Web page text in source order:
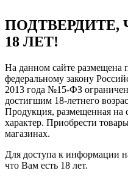
18 ЛЕТ!
На данном сайте размещена
федеральному закону
2013 года №15-ФЗ
достигшим 18-летнего
Продукция, размещенная на
характер. Приобрести
магазинах.
Для доступа к информации
что Вам есть 18 лет.